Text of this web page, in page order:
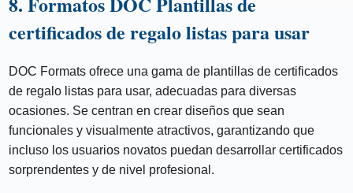
certificados de regalo listas para usar
DOC Formats ofrece una gama de plantillas de certificados
de regalo listas para usar, adecuadas para diversas
ocasiones. Se centran en crear diseños que sean
funcionales y visualmente atractivos, garantizando que
incluso los usuarios novatos puedan desarrollar certificados
sorprendentes y de nivel profesional.